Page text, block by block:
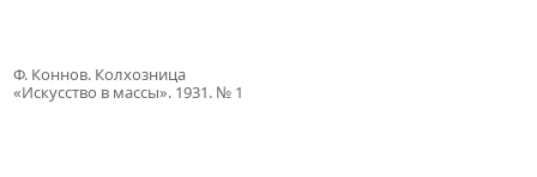
Ф. Коннов. Колхозница
«Искусство в массы». 1931. № 1